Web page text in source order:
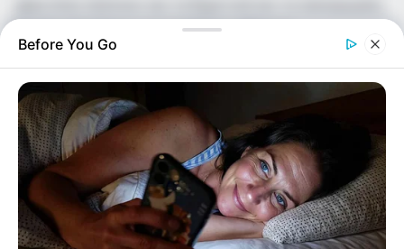
Έναρξη εξετάσεων για τα Ειδικά μαθήματα …
Before You Go